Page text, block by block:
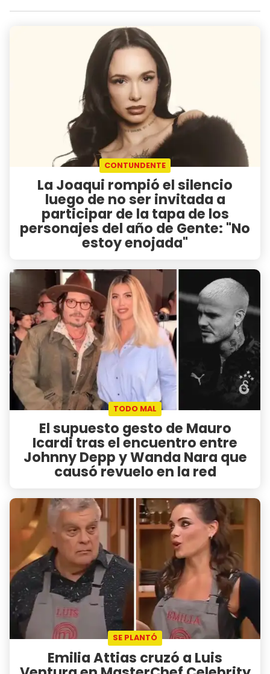
CONTUNDENTE
La Joaqui rompió el silencio
luego de no ser invitada a
participar de la tapa de los
personajes del año de Gente: "No
estoy enojada"
TODO MAL
El supuesto gesto de Mauro
Icardi tras el encuentro entre
Johnny Depp y Wanda Nara que
causó revuelo en la red
SE PLANTÓ
Emilia Attias cruzó a Luis